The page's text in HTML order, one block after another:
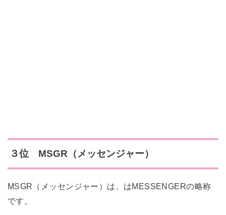
３位 MSGR（メッセンジャー）
MSGR（メッセンジャー）は、はMESSENGERの略称
です。